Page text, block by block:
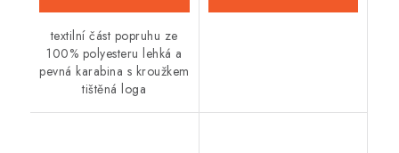
textilní část popruhu ze
100% polyesteru lehká a
pevná karabina s kroužkem
tištěná loga